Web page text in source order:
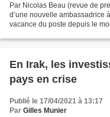
Par Nicolas Beau (revue de
d’une nouvelle ambassadrice
vacance du poste depuis le
En Irak, les
pays en crise
Publié le 17/04/2021 à 13:17
Par Gilles Munier